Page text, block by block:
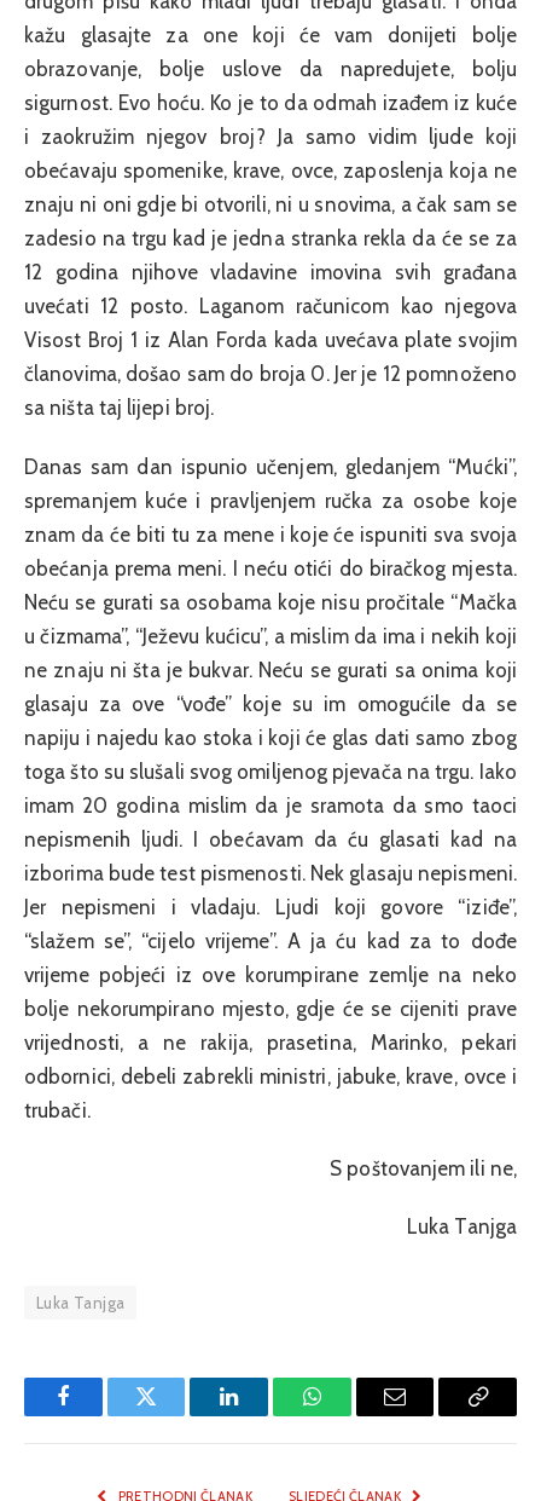
kažu glasajte za one koji će vam donijeti bolje
obrazovanje, bolje uslove da napredujete, bolju
sigurnost. Evo hoću. Ko je to da odmah izađem iz kuće
i zaokružim njegov broj? Ja samo vidim ljude koji
obećavaju spomenike, krave, ovce, zaposlenja koja ne
znaju ni oni gdje bi otvorili, ni u snovima, a čak sam se
zadesio na trgu kad je jedna stranka rekla da će se za
12 godina njihove vladavine imovina svih građana
uvećati 12 posto. Laganom računicom kao njegova
Visost Broj 1 iz Alan Forda kada uvećava plate svojim
članovima, došao sam do broja 0. Jer je 12 pomnoženo
sa ništa taj lijepi broj.
Danas sam dan ispunio učenjem, gledanjem “Mućki”,
spremanjem kuće i pravljenjem ručka za osobe koje
znam da će biti tu za mene i koje će ispuniti sva svoja
obećanja prema meni. I neću otići do biračkog mjesta.
Neću se gurati sa osobama koje nisu pročitale “Mačka
u čizmama”, “Ježevu kućicu”, a mislim da ima i nekih koji
ne znaju ni šta je bukvar. Neću se gurati sa onima koji
glasaju za ove “vođe” koje su im omogućile da se
napiju i najedu kao stoka i koji će glas dati samo zbog
toga što su slušali svog omiljenog pjevača na trgu. Iako
imam 20 godina mislim da je sramota da smo taoci
nepismenih ljudi. I obećavam da ću glasati kad na
izborima bude test pismenosti. Nek glasaju nepismeni.
Jer nepismeni i vladaju. Ljudi koji govore “iziđe”,
“slažem se”, “cijelo vrijeme”. A ja ću kad za to dođe
vrijeme pobjeći iz ove korumpirane zemlje na neko
bolje nekorumpirano mjesto, gdje će se cijeniti prave
vrijednosti, a ne rakija, prasetina, Marinko, pekari
odbornici, debeli zabrekli ministri, jabuke, krave, ovce i
trubači.
S poštovanjem ili ne,
Luka Tanjga
Luka Tanjga
FacebookTwitter LinkedInWhatsAppEmail
Copy
PRETHODNI ČLANAK SLJEDEĆI ČLANAK